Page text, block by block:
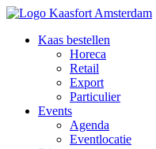
Kaas bestellen
Horeca
Retail
Export
Particulier
Events
Agenda
Eventlocatie